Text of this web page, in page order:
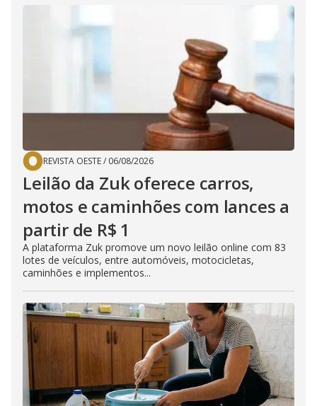
REVISTA OESTE/ 06/08/2026
Leilão da Zuk oferece carros,
motos e caminhões com lances a
partir de R$ 1
A plataforma Zuk promove um novo leilão online com 83
lotes de veículos, entre automóveis, motocicletas,
caminhões e implementos...